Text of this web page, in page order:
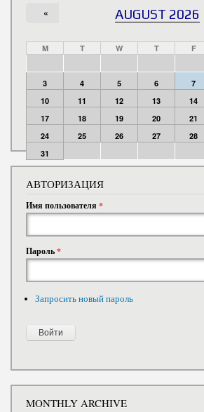
AUGUST 2026
«
M T W T F
3
4 5 6 7
10
11 12 13 14
17
18 19 20 21
24
25 26 27 28
31
АВТОРИЗАЦИЯ
Имя пользователя *
Пароль*
Запросить новый пароль
MONTHLY ARCHIVE